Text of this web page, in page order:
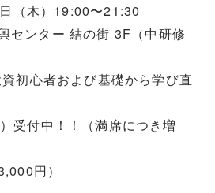
（木）19:00〜21:30
センター 結の街 3F（中研修
初心者および基礎から学び直
受付中！！（満席につき増
円）